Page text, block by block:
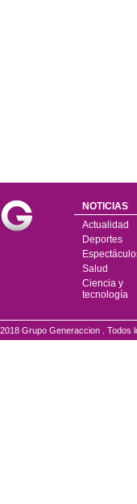
NOTICIAS
Actualidad
Deportes
Salud
Ciencia y
tecnología
2018 Grupo Generaccion .